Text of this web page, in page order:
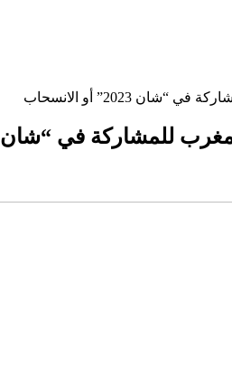
2023” أو الانسحاب
في “شان 2023” أو الانسحاب